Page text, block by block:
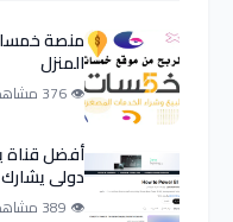
منصة
المنزل
👁 376 مشاهدة
دولي
👁 389 مشاهدة